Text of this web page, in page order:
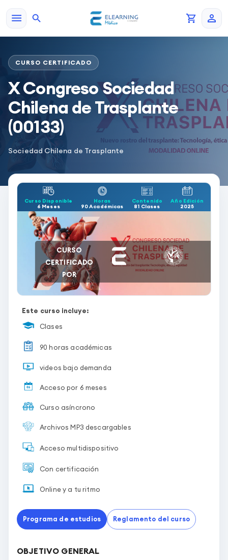
CURSO CERTIFICADO
X Congreso Sociedad
Chilena de Trasplante
(00133)
Sociedad Chilena de Trasplante
Curso Disponible
6 Meses
Horas
90 Académicas
Contenido
81 Clases
Año Edición
2025
CURSO
CERTIFICADO
POR
Este curso incluye:
Clases
90 horas académicas
videos bajo demanda
Acceso por 6 meses
Curso asíncrono
Archivos MP3 descargables
Acceso multidispositivo
Con certificación
Online y a tu ritmo
Programa de estudios Reglamento del curso
OBJETIVO GENERAL